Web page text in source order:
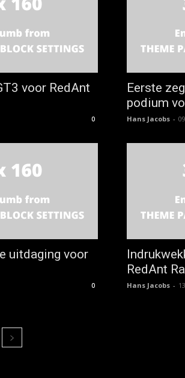
voor RedAnt
0
Eerste
podium
Hans Jacobs -
uitdaging voor
0
RedAnt
Hans Jacobs -